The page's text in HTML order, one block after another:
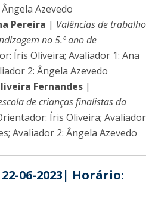
Azevedo
Pereira | Valências de trabalho
no 5.º ano de
Íris Oliveira; Avaliador 1: Ana
2: Ângela Azevedo
Fernandes |
de crianças finalistas da
Íris Oliveira; Avaliador
Avaliador 2: Ângela Azevedo
06-2023| Horário: